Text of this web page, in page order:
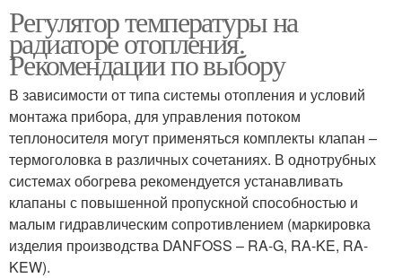
Регулятор температуры на
радиаторе отопления.
Рекомендации по выбору
В зависимости от типа системы отопления и условий
монтажа прибора, для управления потоком
теплоносителя могут применяться комплекты клапан –
термоголовка в различных сочетаниях. В однотрубных
системах обогрева рекомендуется устанавливать
клапаны с повышенной пропускной способностью и
малым гидравлическим сопротивлением (маркировка
изделия производства DANFOSS – RA-G, RA-KE, RA-
KEW).